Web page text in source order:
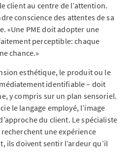
client au centre de l’attention.
conscience des attentes de sa
«Une PME doit adopter une
perceptible: chaque
chance.»
esthétique, le produit ou le
identifiable – doit
y compris sur un plan sensoriel.
le langage employé, l’image
du client. Le spécialiste
une expérience
ils doivent sentir l’ardeur qu’il